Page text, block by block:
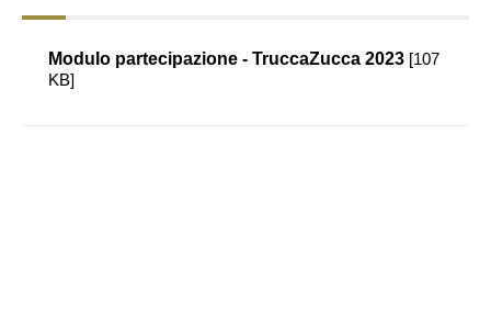
Modulo partecipazione - TruccaZucca 2023 [107
KB]